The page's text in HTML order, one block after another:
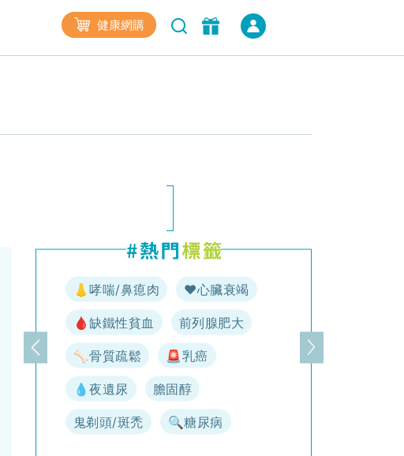
健康網購
上一頁
👃哮喘/鼻瘜肉 ♥️心臟衰竭
🩸缺鐵性貧血 前列腺肥大
🦴骨質疏鬆 🚨乳癌
💧夜遺尿 膽固醇
鬼剃頭/斑禿 🔍糖尿病
下一頁